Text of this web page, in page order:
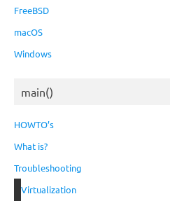
FreeBSD
macOS
Windows
main()
HOWTO’s
What is?
Troubleshooting
Virtualization